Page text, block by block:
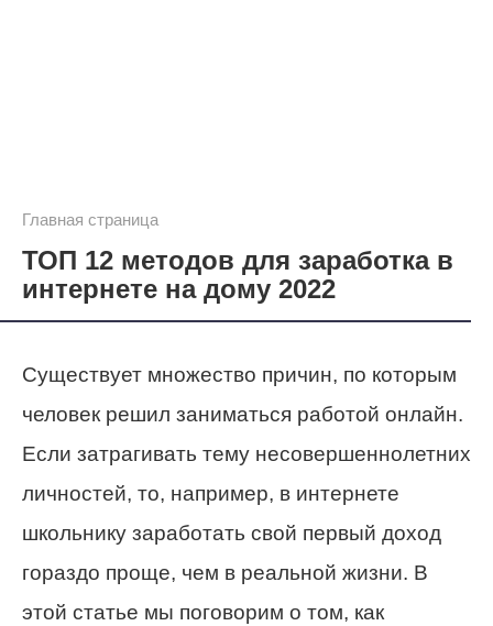
Главная страница
ТОП 12 методов для заработка в
интернете на дому 2022
Существует множество причин, по которым
человек решил заниматься работой онлайн.
Если затрагивать тему несовершеннолетних
личностей, то, например, в интернете
школьнику заработать свой первый доход
гораздо проще, чем в реальной жизни. В
этой статье мы поговорим о том, как